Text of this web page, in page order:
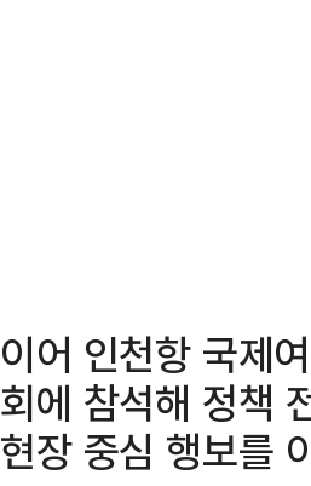
이어 인천항 국제
회에 참석해 정책
현장 중심 행보를